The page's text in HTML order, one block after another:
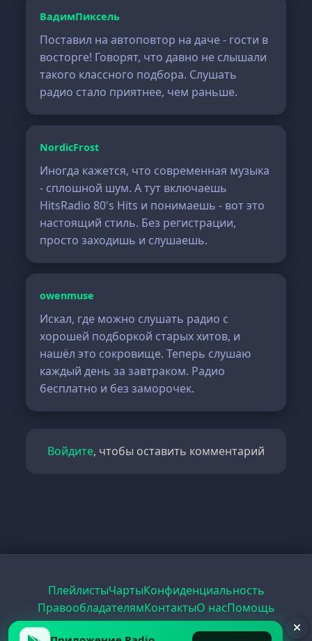
ВадимПиксель
Поставил на автоповтор на даче - гости в
восторге! Говорят, что давно не слышали
такого классного подбора. Слушать
радио стало приятнее, чем раньше.
NordicFrost
Иногда кажется, что современная музыка
- сплошной шум. А тут включаешь
HitsRadio 80's Hits и понимаешь - вот это
настоящий стиль. Без регистрации,
просто заходишь и слушаешь.
owenmuse
Искал, где можно слушать радио с
хорошей подборкой старых хитов, и
нашёл это сокровище. Теперь слушаю
каждый день за завтраком. Радио
бесплатно и без заморочек.
Войдите, чтобы оставить комментарий
ПлейлистыЧартыКонфиденциальность
ПравообладателямКонтактыО насПомощь
РецептыРадиоPDFRecordЕГЭ